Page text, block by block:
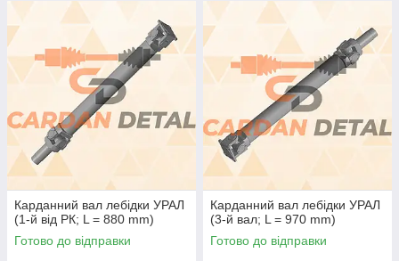
Карданний вал лебідки УРАЛ
(1-й від РК; L = 880 mm)
Готово до відправки
Карданний вал лебідки УРАЛ
(3-й вал; L = 970 mm)
Готово до відправки